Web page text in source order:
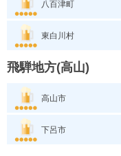
八百津町
東白川村
飛騨地方(高山)
高山市
下呂市